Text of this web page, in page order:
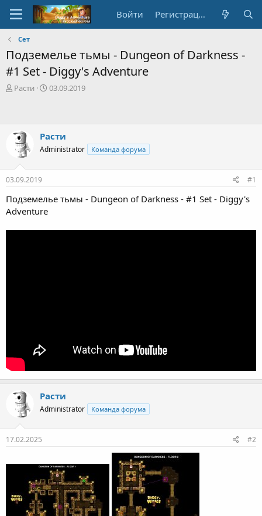
Войти Регистрация
Сет
Подземелье тьмы - Dungeon of Darkness -
#1 Set - Diggy's Adventure
А
т
е
м
ы
Расти
Д
о
з
а
я
03.09.2019
Расти
Administrator Команда форума
03.09.2019 #1
Подземелье тьмы - Dungeon of Darkness - #1 Set - Diggy's
Adventure
Расти
Administrator Команда форума
17.02.2025 #2